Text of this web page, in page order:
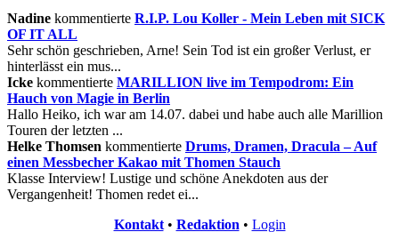
Nadine kommentierte R.I.P. Lou Koller - Mein Leben mit SICK
OF IT ALL
Sehr schön geschrieben, Arne! Sein Tod ist ein großer Verlust, er
hinterlässt ein mus...
Icke kommentierte MARILLION live im Tempodrom: Ein
Hauch von Magie in Berlin
Hallo Heiko, ich war am 14.07. dabei und habe auch alle Marillion
Touren der letzten ...
Helke Thomsen kommentierte Drums, Dramen, Dracula – Auf
einen Messbecher Kakao mit Thomen Stauch
Klasse Interview! Lustige und schöne Anekdoten aus der
Vergangenheit! Thomen redet ei...
Kontakt• Redaktion • Login